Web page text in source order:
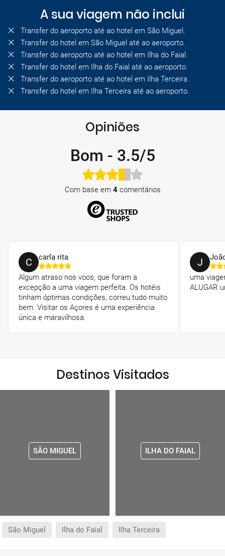
A sua viagem não inclui
Transfer do aeroporto até ao hotel em São Miguel.
Transfer do hotel em São Miguel até ao aeroporto.
Transfer do aeroporto até ao hotel em Ilha do Faial.
Transfer do hotel em Ilha do Faial até ao aeroporto.
Transfer do aeroporto até ao hotel em Ilha Terceira .
Transfer do hotel em Ilha Terceira até ao aeroporto.
Opiniões
Bom - 3.5/5
Com base em 4comentários
C carla rita
Algum atraso nos voos, que foram a
excepção a uma viagem perfeita. Os hotéis
tinham óptimas condições, correu tudo muito
bem. Visitar os Açores é uma experiência
única e maravilhosa.
J
uma
ALUGAR
Destinos Visitados
SÃO MIGUEL ILHA DO FAIAL
São Miguel Ilha do Faial Ilha Terceira